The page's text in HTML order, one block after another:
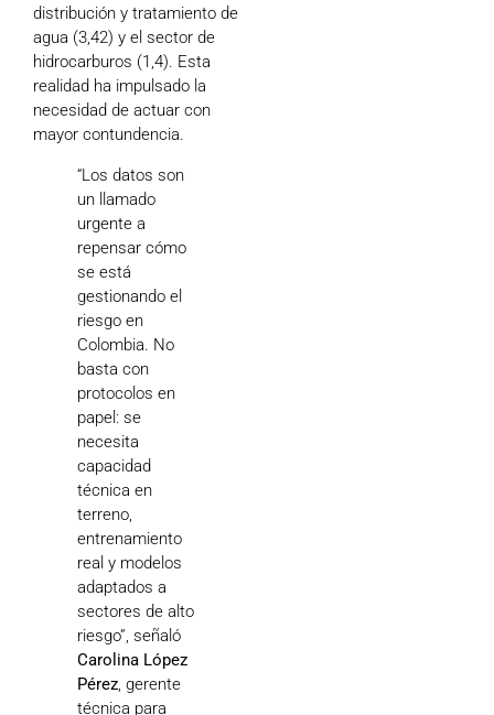
distribución y tratamiento de
agua (3,42) y el sector de
hidrocarburos (1,4). Esta
realidad ha impulsado la
necesidad de actuar con
mayor contundencia.
“Los datos son
un llamado
urgente a
repensar cómo
se está
gestionando el
riesgo en
Colombia. No
basta con
protocolos en
papel: se
necesita
capacidad
técnica en
terreno,
entrenamiento
real y modelos
adaptados a
sectores de alto
riesgo”, señaló
Carolina López
Pérez , gerente
técnica para